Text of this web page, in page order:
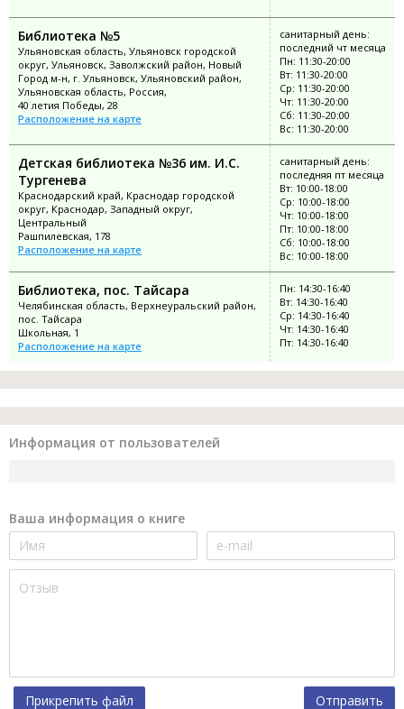
Библиотека №5
Ульяновская область, Ульяновск городской
округ, Ульяновск, Заволжский район, Новый
Город м-н, г. Ульяновск, Ульяновский район,
Ульяновская область, Россия,
40 летия Победы, 28
Расположение на карте
санитарный день:
последний чт месяца
Пн: 11:30-20:00
Вт: 11:30-20:00
Ср: 11:30-20:00
Чт: 11:30-20:00
Сб: 11:30-20:00
Вс: 11:30-20:00
Детская библиотека №36 им. И.С.
Тургенева
Краснодарский край, Краснодар городской
округ, Краснодар, Западный округ,
Центральный
Рашпилевская, 178
Расположение на карте
санитарный день:
последняя пт месяца
Вт: 10:00-18:00
Ср: 10:00-18:00
Чт: 10:00-18:00
Пт: 10:00-18:00
Сб: 10:00-18:00
Вс: 10:00-18:00
Библиотека, пос. Тайсара
Челябинская область, Верхнеуральский район,
пос. Тайсара
Школьная, 1
Расположение на карте
Пн: 14:30-16:40
Вт: 14:30-16:40
Ср: 14:30-16:40
Чт: 14:30-16:40
Пт: 14:30-16:40
Информация от пользователей
Ваша информация о книге
Прикрепить файл Отправить